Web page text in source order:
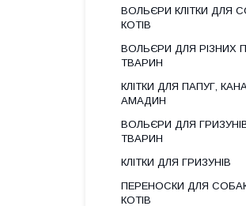
ВОЛЬЄРИ КЛІТКИ ДЛЯ
КОТІВ
ВОЛЬЄРИ ДЛЯ РІЗНИХ
ТВАРИН
КЛІТКИ ДЛЯ ПАПУГ,
АМАДИН
ВОЛЬЄРИ ДЛЯ ГРИЗУНІВ
ТВАРИН
КЛІТКИ ДЛЯ ГРИЗУНІВ
ПЕРЕНОСКИ ДЛЯ СОБАК
КОТІВ